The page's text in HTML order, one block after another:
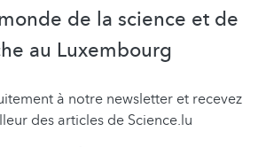
de la science et de
au Luxembourg
à notre newsletter et recevez
des articles de Science.lu